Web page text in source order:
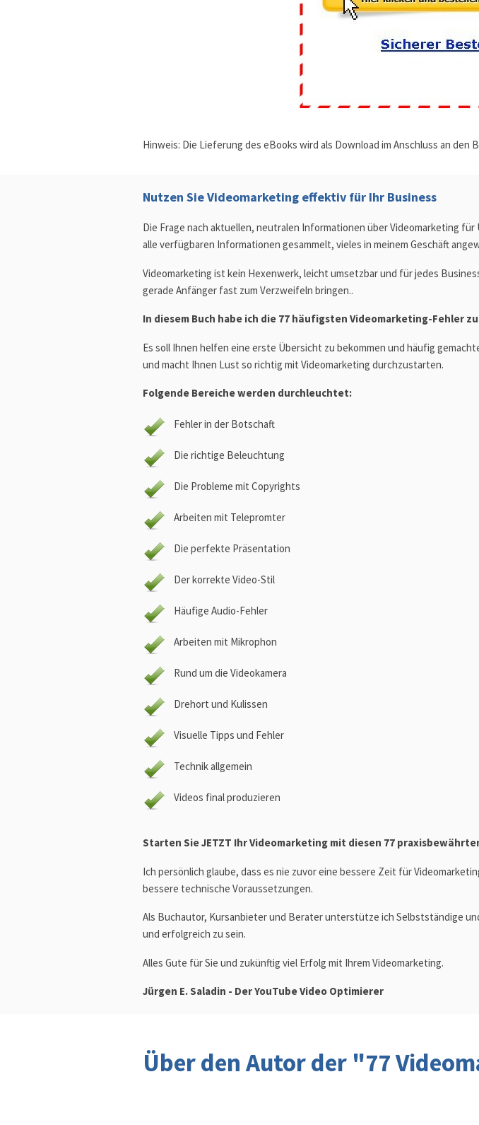
Hinweis: Die Lieferung des eBooks wird als Download im Anschluss an
Nutzen Sie Videomarketing effektiv für Ihr Business
Die Frage nach aktuellen, neutralen Informationen über Videomarketing
alle verfügbaren Informationen gesammelt, vieles in meinem Geschäft
Videomarketing ist kein Hexenwerk, leicht umsetzbar und für jedes
gerade Anfänger fast zum Verzweifeln bringen..
In diesem Buch habe ich die 77 häufigsten Videomarketing-Fehler
Es soll Ihnen helfen eine erste Übersicht zu bekommen und häufig
und macht Ihnen Lust so richtig mit Videomarketing durchzustarten.
Folgende Bereiche werden durchleuchtet:
Fehler in der Botschaft
Die richtige Beleuchtung
Die Probleme mit Copyrights
Arbeiten mit Telepromter
Die perfekte Präsentation
Der korrekte Video-Stil
Häufige Audio-Fehler
Arbeiten mit Mikrophon
Rund um die Videokamera
Drehort und Kulissen
Visuelle Tipps und Fehler
Technik allgemein
Videos final produzieren
Starten Sie JETZT Ihr Videomarketing mit diesen 77
Ich persönlich glaube, dass es nie zuvor eine bessere Zeit für
bessere technische Voraussetzungen.
Als Buchautor, Kursanbieter und Berater unterstütze ich Selbstständige
und erfolgreich zu sein.
Alles Gute für Sie und zukünftig viel Erfolg mit Ihrem Videomarketing.
Jürgen E. Saladin - Der YouTube Video Optimierer
Über den Autor der "77